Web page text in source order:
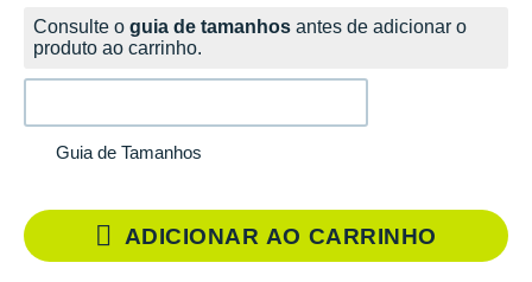
Consulte o guia de tamanhos antes de adicionar o
produto ao carrinho.
Guia de Tamanhos
ADICIONAR AO CARRINHO